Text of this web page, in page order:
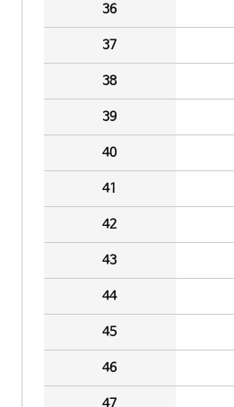
36
37
38
39
40
41
42
43
44
45
46
47